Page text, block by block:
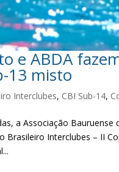
e ABDA
13 misto
Interclubes, CBI Sub-14,
a Associação
Brasileiro Interclubes – II